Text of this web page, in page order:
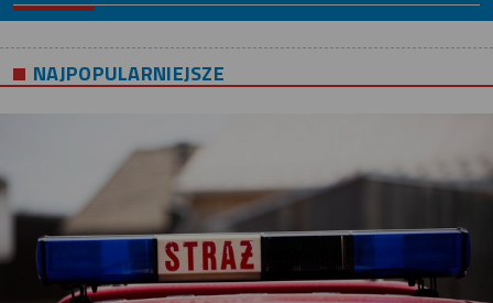
NAJPOPULARNIEJSZE